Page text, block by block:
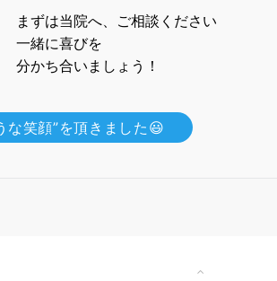
まずは当院へ、ご相談ください
一緒に喜びを
分かち合いましょう！
な笑顔”を頂きました😃